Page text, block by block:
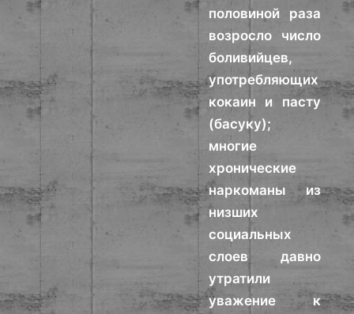
половиной раза
возросло число
боливийцев,
употребляющих
кокаин и пасту
(басуку);
многие
хронические
наркоманы из
низших
социальных
слоев давно
утратили
уважение к